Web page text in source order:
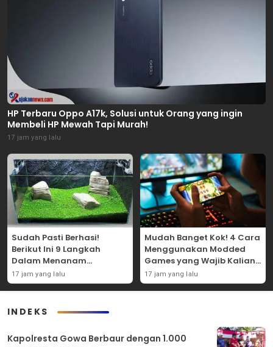
HP Terbaru Oppo A17k, Solusi untuk Orang yang ingin
Membeli HP Mewah Tapi Murah!
17 jam yang lalu
Sudah Pasti Berhasi!
Berikut Ini 9 Langkah
Dalam Menanam
Tanaman Carpet Seed Di
Aquascape!
17 jam yang lalu
Mudah Banget Kok! 4 Cara
Menggunakan Modded
Games yang Wajib Kalian
Coba Sendiri!
17 jam yang lalu
INDEKS
Kapolresta Gowa Berbaur dengan 1.000